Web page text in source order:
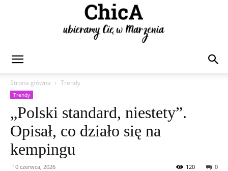
Strona główna
Trendy
Trendy
„Polski standard, niestety”.
Opisał, co działo się na
kempingu
10 czerwca, 2026 0
120